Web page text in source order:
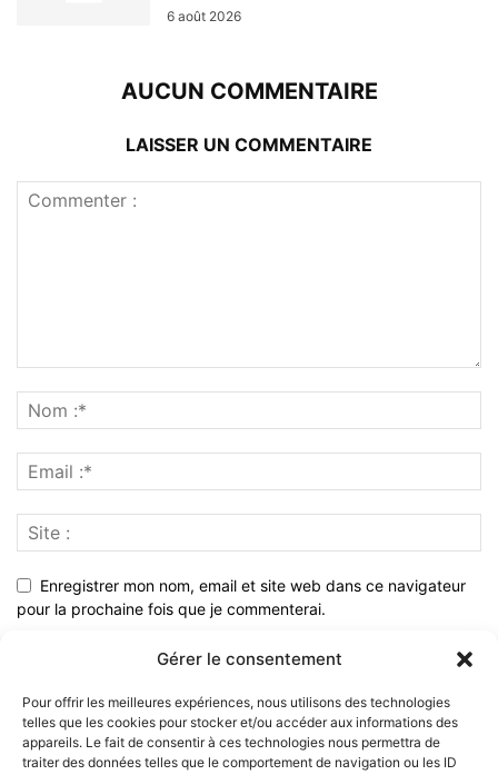
Gérer le consentement
Pour offrir les meilleures expériences, nous utilisons des technologies
telles que les cookies pour stocker et/ou accéder aux informations des
appareils. Le fait de consentir à ces technologies nous permettra de
traiter des données telles que le comportement de navigation ou les ID
6 août 2026
AUCUN COMMENTAIRE
LAISSER UN COMMENTAIRE
Enregistrer mon nom, email et site web dans ce navigateur
pour la prochaine fois que je commenterai.